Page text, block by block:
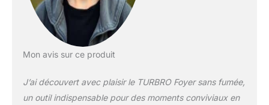
Mon avis sur ce produit
J’ai découvert avec plaisir le TURBRO Foyer sans fumée,
un outil indispensable pour des moments conviviaux en